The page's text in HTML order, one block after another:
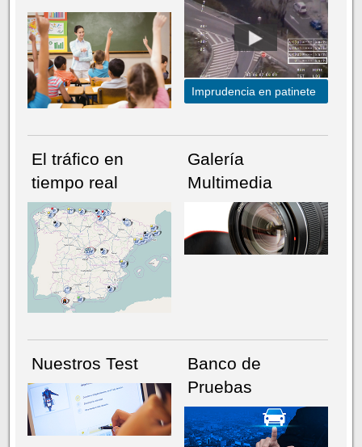
NÚMERO ACTUALHEMEROTECA
Imprudencia en patinete
El tráfico en
tiempo real
Galería
Multimedia
Nuestros Test
Banco de
Pruebas